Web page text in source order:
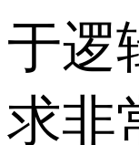
于逻
求非